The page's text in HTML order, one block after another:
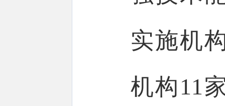
实施机
机构11